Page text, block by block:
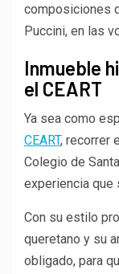
composiciones
Puccini, en las
Inmueble
el CEART
Ya sea como
CEART, recorrer
Colegio de
experiencia que
Con su estilo
queretano y su
obligado, para